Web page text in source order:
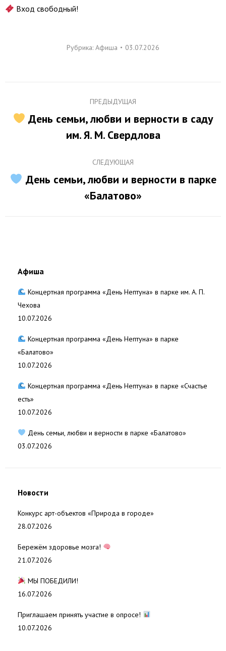
Вход свободный!
Рубрика: Афиша 03.07.2026
по
ПРЕДЫДУЩАЯ
Предыдущая
запись:
День семьи, любви и верности в саду
им. Я. М. Свердлова
СЛЕДУЮЩАЯ
Следующая
запись:
День семьи, любви и верности в парке
«Балатово»
Афиша
Концертная программа «День Нептуна» в парке им. А. П.
Чехова
10.07.2026
Концертная программа «День Нептуна» в парке
«Балатово»
10.07.2026
Концертная программа «День Нептуна» в парке «Счастье
есть»
10.07.2026
День семьи, любви и верности в парке «Балатово»
03.07.2026
Новости
Конкурс арт-объектов «Природа в городе»
28.07.2026
Бережём здоровье мозга!
21.07.2026
МЫ ПОБЕДИЛИ!
16.07.2026
Приглашаем принять участие в опросе!
10.07.2026